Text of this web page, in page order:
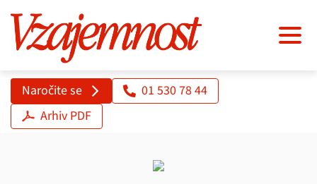
Naročite se
01 530 78 44
Arhiv PDF